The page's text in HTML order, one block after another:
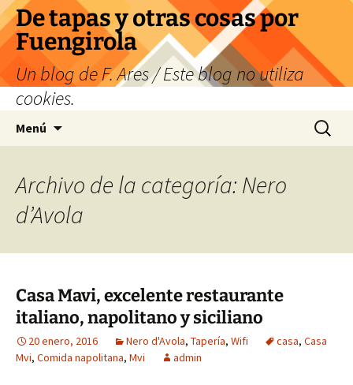
Saltar
al
contenido
De tapas y otras cosas por
Fuengirola
Un blog de F. Ares / Este blog no utiliza
cookies.
Menú Buscar:
Archivo de la categoría: Nero
d’Avola
Casa Mavi, excelente restaurante
italiano, napolitano y siciliano
20 enero, 2016 Nero d'Avola, Tapería, Wifi casa, Casa
Mvi, Comida napolitana, Mvi admin